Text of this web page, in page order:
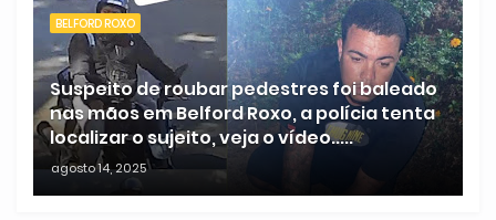
BELFORD ROXO
Suspeito de roubar pedestres foi baleado
nas mãos em Belford Roxo, a polícia tenta
localizar o sujeito, veja o vídeo.....
agosto 14, 2025